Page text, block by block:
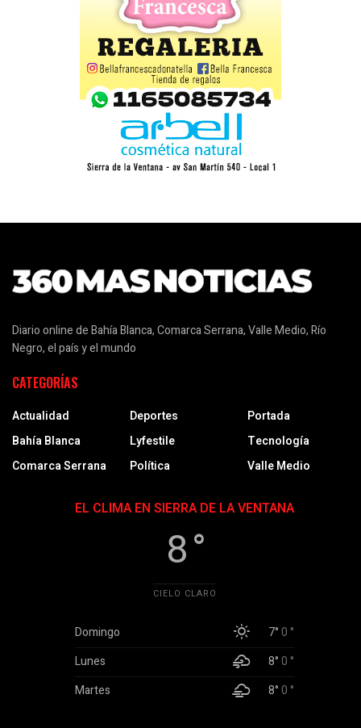
Diario online de Bahía Blanca, Comarca Serrana, Valle Medio, Río
Negro, el país y el mundo
CATEGORÍAS
Actualidad
Bahía Blanca
Comarca Serrana
Deportes
Lyfestile
Política
Portada
Tecnología
Valle Medio
EL CLIMA EN SIERRA DE LA VENTANA
8 °
CIELO CLARO
Domingo 7°0 °
Lunes
8°0 °
Martes
8°0 °